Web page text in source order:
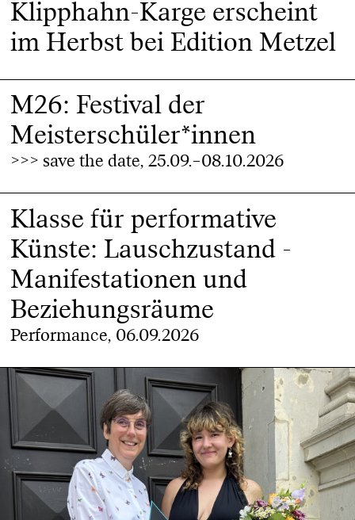
Klipphahn-Karge erscheint
im Herbst bei Edition Metzel
M26: Festival der
Meisterschüler*innen
>>> save the date, 25.09.–08.10.2026
Klasse für performative
Künste: Lauschzustand -
Manifestationen und
Beziehungsräume
Performance, 06.09.2026